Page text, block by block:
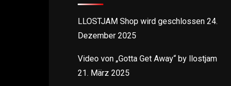
LLOSTJAM Shop wird geschlossen 24.
Dezember 2025
Video von „Gotta Get Away“ by llostjam
21. März 2025